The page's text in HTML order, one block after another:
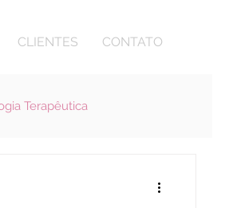
CLIENTES CONTATO
Terapêutica